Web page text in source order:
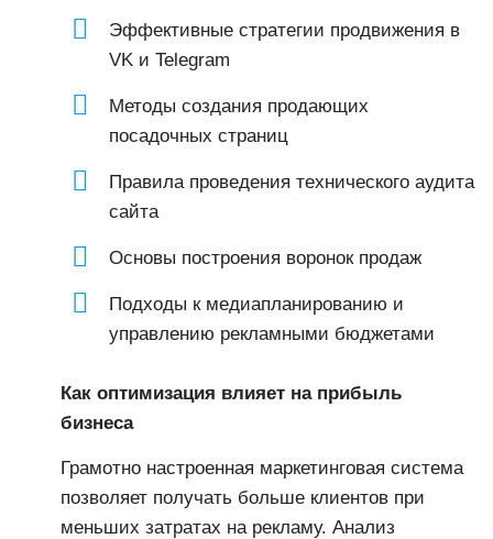
Эффективные стратегии продвижения в
VK и Telegram
Методы создания продающих
посадочных страниц
Правила проведения технического аудита
сайта
Основы построения воронок продаж
Подходы к медиапланированию и
управлению рекламными бюджетами
Как оптимизация влияет на прибыль
бизнеса
Грамотно настроенная маркетинговая система
позволяет получать больше клиентов при
меньших затратах на рекламу. Анализ